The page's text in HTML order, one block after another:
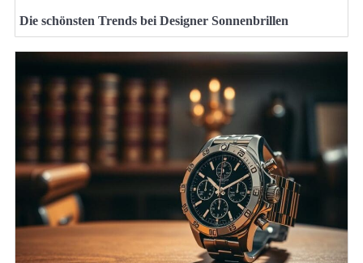
Die schönsten Trends bei Designer Sonnenbrillen